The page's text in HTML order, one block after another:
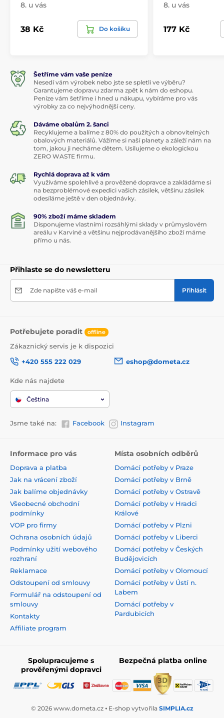
8. u vás
38 Kč Do košíku
8. u vás
177 Kč
Šetříme vám vaše peníze
Nesedí vám výrobek nebo jste se spletli ve výběru?
Garantujeme dopravu zdarma zpět k nám do eshopu.
Peníze vám šetříme i hned u nákupu, vybíráme pro vás
výrobky za co nejvýhodnější ceny.
Dáváme obalům 2. šanci
Recyklujeme a balíme z 80% do použitých a obnovitelných
obalových materiálů. Vážíme si naší planety a záleží nám na
tom, jakou ji necháme dětem. Usilujeme o ekologickou
ZERO WASTE firmu.
Rychlá doprava až k vám
Využíváme spolehlivé a prověžené dopravce a zakládáme si
na bezproblémové expedici vašich zásilek, většinu zásilek
odesíláme ještě v den objednávky.
90% zboží máme skladem
Disponujeme vlastními rozsáhlými sklady v průmyslovém
areálu v Karviné a většinu nejprodávanějšího zboží máme
přímo u nás.
Přihlaste se do newsletteru
Zde napište váš e-mail Přihlásit
Potřebujete poradit offline
Zákaznický servis je k dispozici
+420 555 222 029
eshop@dometa.cz
Kde nás najdete
Čeština
Jsme také na: Facebook Instagram
Informace pro vás
Doprava a platba
Jak na vrácení zboží
Jak balíme objednávky
Všeobecné obchodní
podmínky
VOP pro firmy
Ochrana osobních údajů
Podmínky užití webového
rozhraní
Reklamace
Odstoupení od smlouvy
Formulář na odstoupení od
smlouvy
Kontakty
Affiliate program
Místa osobních odběrů
Domácí potřeby v Praze
Domácí potřeby v Brně
Domácí potřeby v Ostravě
Domácí potřeby v Hradci
Králové
Domácí potřeby v Plzni
Domácí potřeby v Liberci
Domácí potřeby v Českých
Budějovicích
Domácí potřeby v Olomoucí
Domácí potřeby v Ústí n.
Labem
Domácí potřeby v
Pardubicích
Spolupracujeme s
prověřenými dopravci
Bezpečná platba online
© 2026 www.dometa.cz ⦁ E-shop vytvořila SIMPLIA.cz